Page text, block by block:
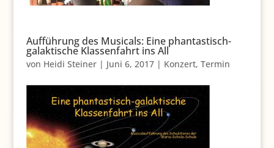
Aufführung des Musicals: Eine phantastisch-
galaktische Klassenfahrt ins All
von Heidi Steiner| Juni 6, 2017| Konzert, Termin